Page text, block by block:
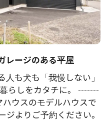
レージのある平屋
も犬も「我慢しない」
らしをカタチに。 -------
ウスのモデルハウスで
ジよりご予約ください。